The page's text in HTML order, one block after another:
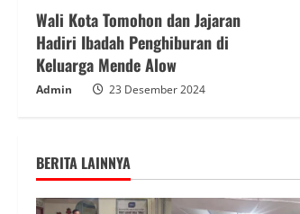
Wali Kota Tomohon dan Jajaran
Hadiri Ibadah Penghiburan di
Keluarga Mende Alow
Admin 23 Desember 2024
BERITA LAINNYA